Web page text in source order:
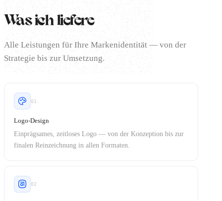
Was ich liefere
Alle Leistungen für Ihre Markenidentität — von der
Strategie bis zur Umsetzung.
01
Logo-Design
Einprägsames, zeitloses Logo — von der Konzeption bis zur
finalen Reinzeichnung in allen Formaten.
02